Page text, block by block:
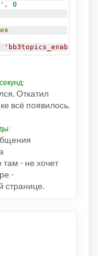
,
0
for
Откатил
всё появилось.
- не хочет
-
странице.